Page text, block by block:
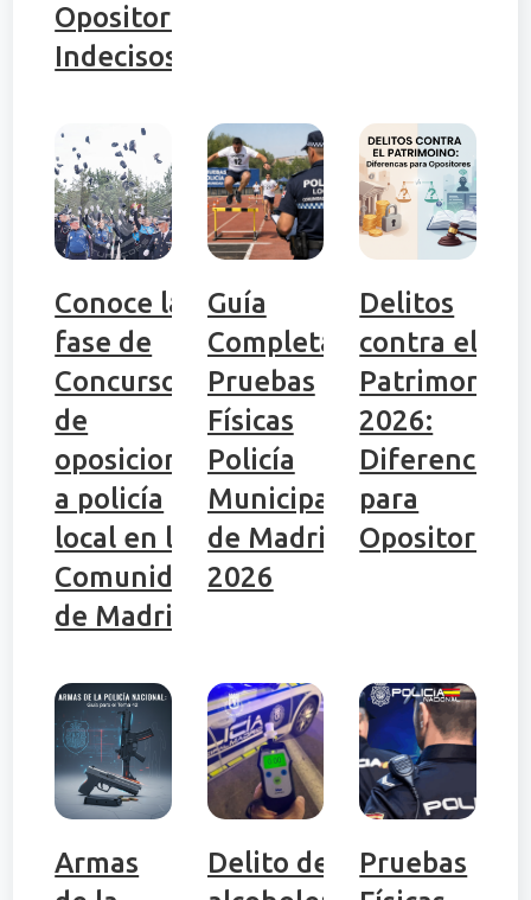
Opositores
Indecisos
Conoce la
fase de
Concurso
de
oposiciones
a policía
local en la
Comunidad
de Madrid
Guía
Completa:
Pruebas
Físicas
Policía
Municipal
de Madrid
2026
Delitos
contra el
Patrimonio
2026:
Diferencias
para
Opositores
Armas
Delito de
Pruebas